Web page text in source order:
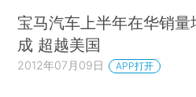
宝马汽车上半年在华销量
成 超越美国
2012年07月09日 APP打开